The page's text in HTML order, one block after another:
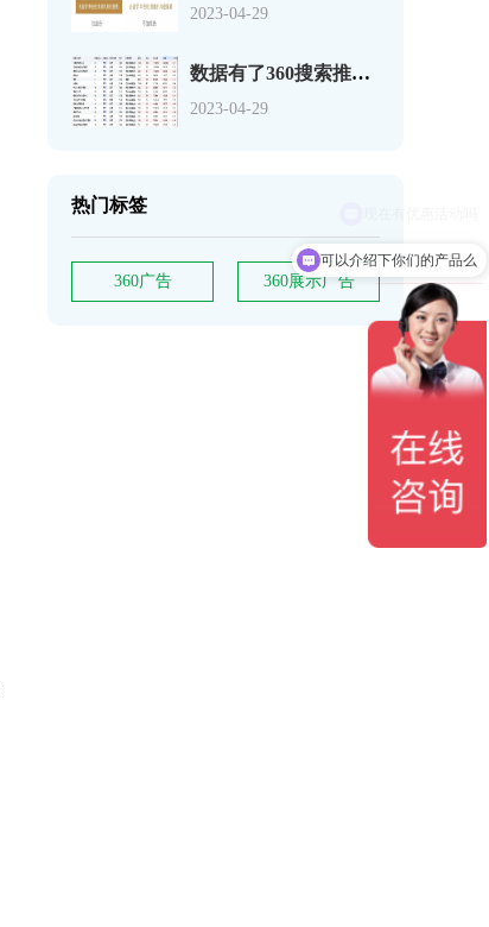
2023-04-29
数据有了360搜索推广关键词如何分析
2023-04-29
热门标签
360广告 360展示广告
可以介绍下你们的产品么